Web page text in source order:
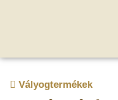
Vályogtermékek